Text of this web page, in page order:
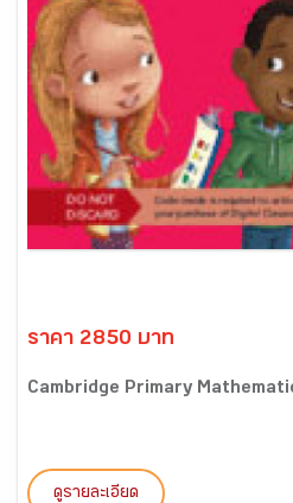
ราคา 2850 บาท
Cambridge Primary
ดูรายละเอียด